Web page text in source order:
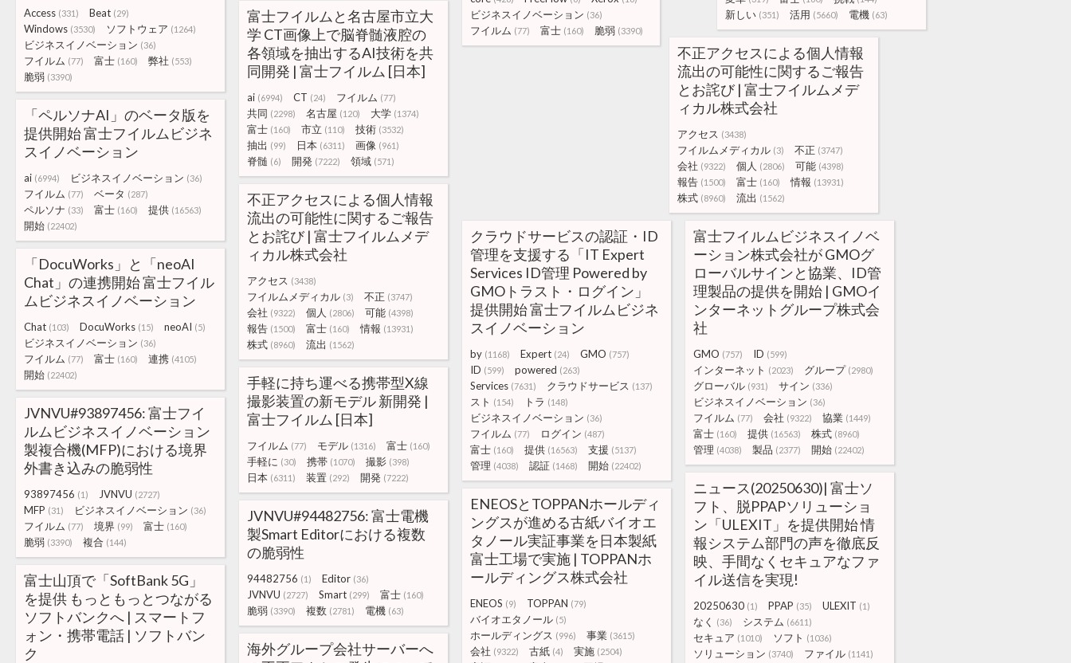
新しい (351) 活用 (5660) 電機 (63)
ビジネスイノベーション (36)
フイルム (77) 富士 (160) 脆弱 (3390)
Access (331) Beat (29)
Windows (3530) ソフトウェア (1264)
ビジネスイノベーション (36)
フイルム (77) 富士 (160) 弊社 (553)
脆弱 (3390)
富士フイルムと名古屋市立大
学 CT画像上で脳脊髄液腔の
各領域を抽出するAI技術を共
同開発 | 富士フイルム [日本]
ai (6994) CT (24) フイルム (77)
共同 (2298) 名古屋 (120) 大学 (1374)
富士 (160) 市立 (110) 技術 (3532)
抽出 (99) 日本 (6311) 画像 (961)
脊髄 (6) 開発 (7222) 領域 (571)
不正アクセスによる個人情報
流出の可能性に関するご報告
とお詫び | 富士フイルムメデ
ィカル株式会社
アクセス (3438)
フイルムメディカル (3) 不正 (3747)
会社 (9322) 個人 (2806) 可能 (4398)
報告 (1500) 富士 (160) 情報 (13931)
株式 (8960) 流出 (1562)
「ペルソナAI」のベータ版を
提供開始 富士フイルムビジネ
スイノベーション
ai (6994) ビジネスイノベーション (36)
フイルム (77) ベータ (287)
ペルソナ (33) 富士 (160) 提供 (16563)
開始 (22402)
不正アクセスによる個人情報
流出の可能性に関するご報告
とお詫び | 富士フイルムメデ
ィカル株式会社
アクセス (3438)
フイルムメディカル (3) 不正 (3747)
会社 (9322) 個人 (2806) 可能 (4398)
報告 (1500) 富士 (160) 情報 (13931)
株式 (8960) 流出 (1562)
クラウドサービスの認証・ID
管理を支援する「IT Expert
Services ID管理 Powered by
GMOトラスト・ログイン」
提供開始 富士フイルムビジネ
スイノベーション
by (1168) Expert (24) GMO (757)
ID (599) powered (263)
Services (7631) クラウドサービス (137)
スト (154) トラ (148)
ビジネスイノベーション (36)
フイルム (77) ログイン (487)
富士 (160) 提供 (16563) 支援 (5137)
管理 (4038) 認証 (1468) 開始 (22402)
富士フイルムビジネスイノベ
ーション株式会社が GMOグ
ローバルサインと協業、ID管
理製品の提供を開始 | GMOイ
ンターネットグループ株式会
社
GMO (757) ID (599)
インターネット (2023) グループ (2980)
グローバル (931) サイン (336)
ビジネスイノベーション (36)
フイルム (77) 会社 (9322) 協業 (1449)
富士 (160) 提供 (16563) 株式 (8960)
管理 (4038) 製品 (2377) 開始 (22402)
「DocuWorks」と「neoAI
Chat」の連携開始 富士フイル
ムビジネスイノベーション
Chat (103) DocuWorks (15) neoAI (5)
ビジネスイノベーション (36)
フイルム (77) 富士 (160) 連携 (4105)
開始 (22402)
手軽に持ち運べる携帯型X線
撮影装置の新モデル 新開発 |
富士フイルム [日本]
フイルム (77) モデル (1316) 富士 (160)
手軽に (30) 携帯 (1070) 撮影 (398)
日本 (6311) 装置 (292) 開発 (7222)
JVNVU#93897456: 富士フイ
ルムビジネスイノベーション
製複合機(MFP)における境界
外書き込みの脆弱性
93897456 (1) JVNVU (2727)
MFP (31) ビジネスイノベーション (36)
フイルム (77) 境界 (99) 富士 (160)
脆弱 (3390) 複合 (144)
ニュース(20250630)| 富士ソ
フト、脱PPAPソリューショ
ン「ULEXIT」を提供開始 情
報システム部門の声を徹底反
映、手間なくセキュアなファ
イル送信を実現!
20250630 (1) PPAP (35) ULEXIT (1)
なく (36) システム (6611)
セキュア (1010) ソフト (1036)
ソリューション (3740) ファイル (1141)
ENEOSとTOPPANホールディ
ングスが進める古紙バイオエ
タノール実証事業を日本製紙
富士工場で実施 | TOPPANホ
ールディングス株式会社
ENEOS (9) TOPPAN (79)
バイオエタノール (5)
ホールディングス (996) 事業 (3615)
会社 (9322) 古紙 (4) 実施 (2504)
JVNVU#94482756: 富士電機
製Smart Editorにおける複数
の脆弱性
94482756 (1) Editor (36)
JVNVU (2727) Smart (299) 富士 (160)
脆弱 (3390) 複数 (2781) 電機 (63)
富士山頂で「SoftBank 5G」
を提供 もっともっとつながる
ソフトバンクへ | スマートフ
ォン・携帯電話 | ソフトバン
ク
海外グループ会社サーバーへ